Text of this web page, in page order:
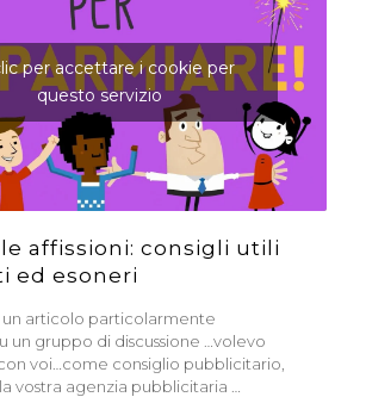
per accettare i cookie per
questo servizio
affissioni: consigli utili
ed esoneri
articolo particolarmente
un gruppo di discussione …volevo
voi…come consiglio pubblicitario,
vostra agenzia pubblicitaria …